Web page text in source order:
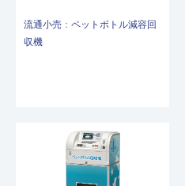
流通小売 ： ペットボトル減容回
収機